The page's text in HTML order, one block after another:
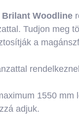
Brilant Woodline
Tudjon meg
a
1550
adjuk.